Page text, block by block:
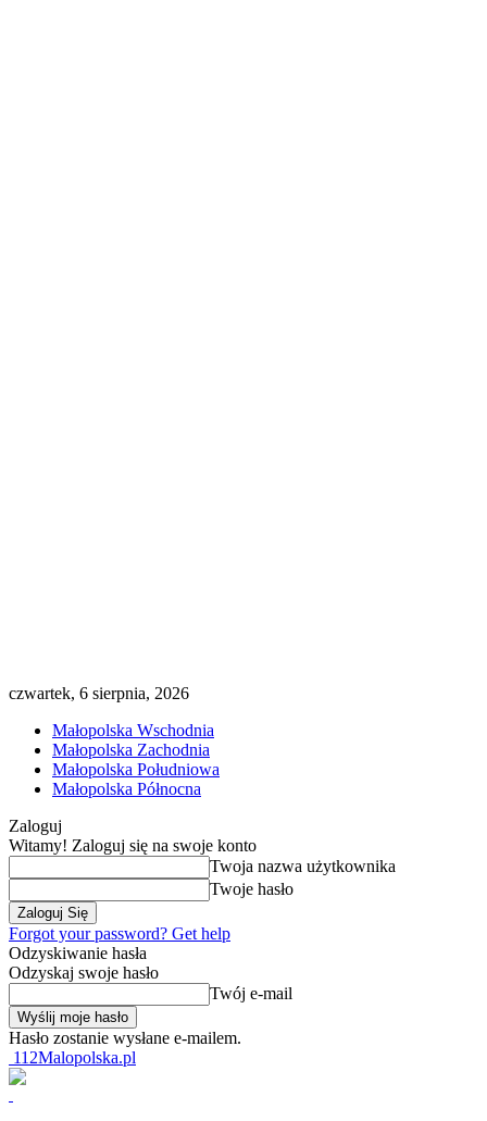
czwartek, 6 sierpnia, 2026
Małopolska Wschodnia
Małopolska Zachodnia
Małopolska Południowa
Małopolska Północna
Zaloguj
Witamy! Zaloguj się na swoje konto
Twoja nazwa użytkownika
Twoje hasło
Forgot your password? Get help
Odzyskiwanie hasła
Odzyskaj swoje hasło
Twój e-mail
Hasło zostanie wysłane e-mailem.
112Malopolska.pl